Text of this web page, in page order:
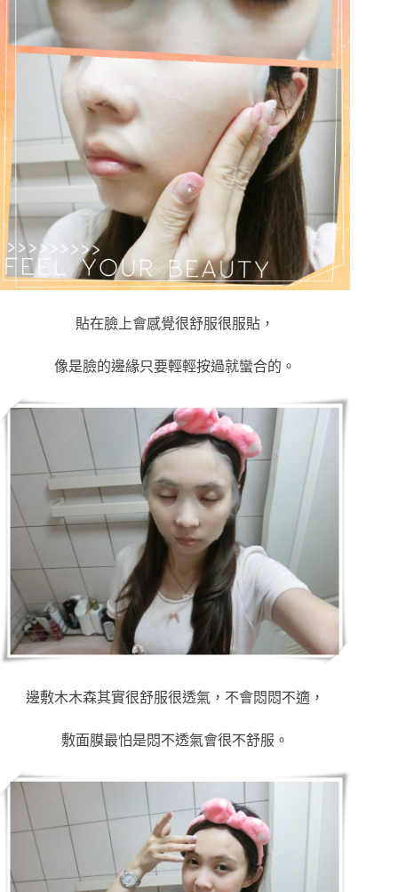
貼在臉上會感覺很舒服很服貼，
像是臉的邊緣只要輕輕按過就蠻合的。
邊敷木木森其實很舒服很透氣，不會悶悶不適，
敷面膜最怕是悶不透氣會很不舒服。